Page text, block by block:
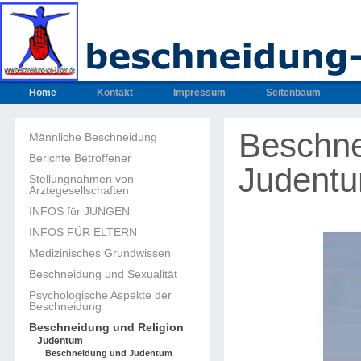
Home Kontakt Impressum Seitenbaum
Männliche Beschneidung
Berichte Betroffener
Stellungnahmen von
Ärztegesellschaften
INFOS für JUNGEN
INFOS FÜR ELTERN
Medizinisches Grundwissen
Beschneidung und Sexualität
Psychologische Aspekte der
Beschneidung
Beschneidung und Religion
Judentum
Beschneidung und Judentum